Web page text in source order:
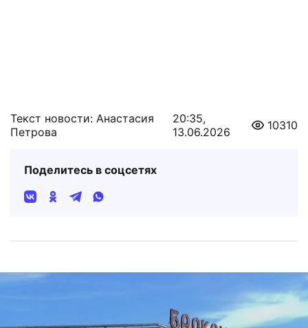
Текст новости: Анастасия
Петрова
20:35,
13.06.2026
10310
Поделитесь в соцсетях